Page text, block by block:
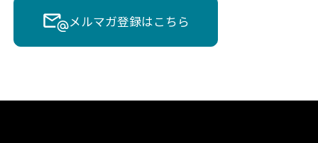
メルマガ登録はこちら